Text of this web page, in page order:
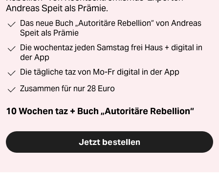
Andreas Speit als Prämie.
Das neue Buch „Autoritäre Rebellion“ von Andreas
Speit als Prämie
Die wochentaz jeden Samstag frei Haus + digital in
der App
Die tägliche taz von Mo-Fr digital in der App
Zusammen für nur 28 Euro
10 Wochen taz + Buch „Autoritäre Rebellion“
Jetzt bestellen